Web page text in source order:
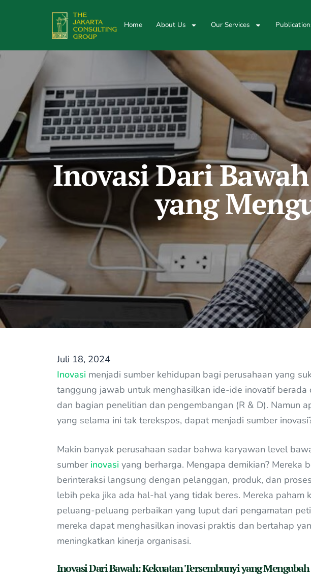
Home About Us Our Services
Inovasi Dari
yang
Juli 18, 2024
Inovasi menjadi sumber kehidupan bagi perusahaan yang
tanggung jawab untuk menghasilkan ide-ide inovatif berada
dan bagian penelitian dan pengembangan (R & D). Namun
yang selama ini tak terekspos, dapat menjadi sumber
Makin banyak perusahaan sadar bahwa karyawan level
sumber inovasi yang berharga. Mengapa demikian? Mereka
berinteraksi langsung dengan pelanggan, produk, dan
lebih peka jika ada hal-hal yang tidak beres. Mereka paham
peluang-peluang perbaikan yang luput dari pengamatan
mereka dapat menghasilkan inovasi praktis dan bertahap
meningkatkan kinerja organisasi.
Inovasi Dari Bawah: Kekuatan Tersembunyi yang Mengubah